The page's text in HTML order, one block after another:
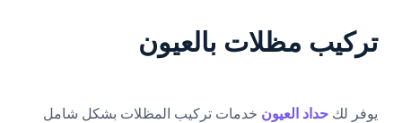
تركيب مظلات بالعيون
يوفر لك حداد العيون خدمات تركيب المظلات بشكل شامل